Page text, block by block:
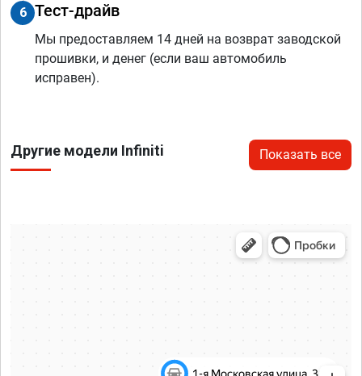
6 Тест-драйв
Мы предоставляем 14 дней на возврат заводской
прошивки, и денег (если ваш автомобиль
исправен).
Другие модели Infiniti Показать все